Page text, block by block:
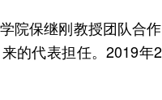
院保继刚教授团队合
的代表担任。2019